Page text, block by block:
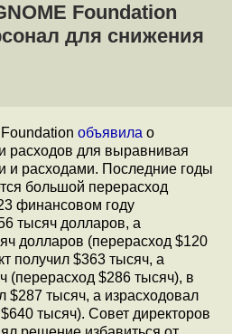
Foundation
для снижения
объявила о
расходов для выравнивая
и расходами. Последние годы
большой перерасход
финансовом году
тысяч долларов, а
долларов (перерасход $120
получил $363 тысяч, а
(перерасход $286 тысяч), в
$287 тысяч, а израсходовал
тысяч). Совет директоров